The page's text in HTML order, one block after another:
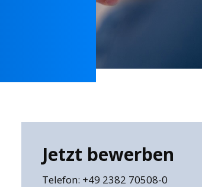
Jetzt bewerben
Telefon: +49 2382 70508-0